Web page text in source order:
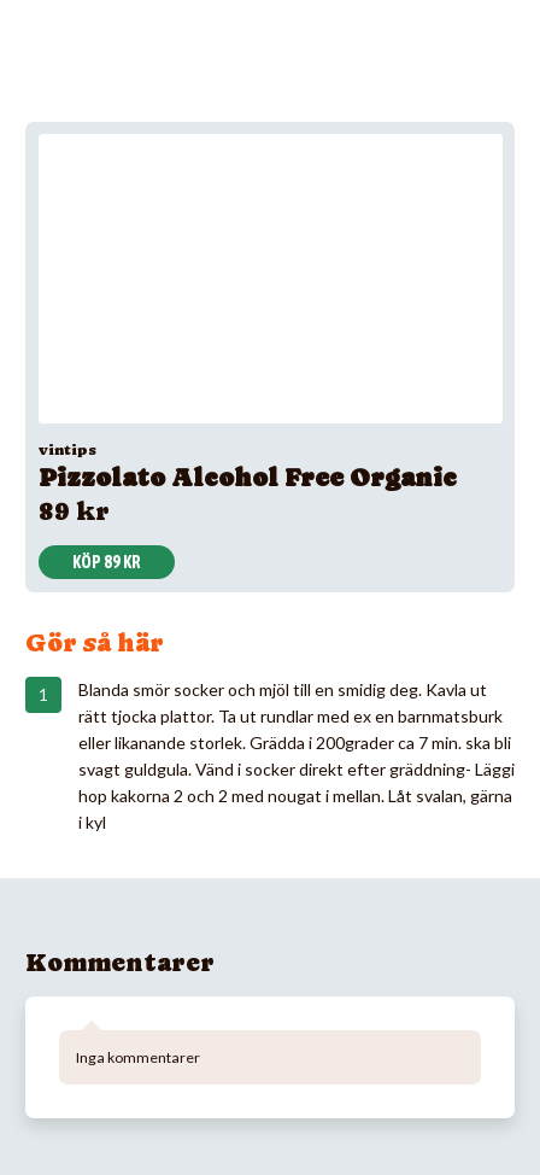
vintips
Pizzolato Alcohol Free Organic
89 kr
KÖP 89 KR
Gör så här
Blanda smör socker och mjöl till en smidig deg. Kavla ut
rätt tjocka plattor. Ta ut rundlar med ex en barnmatsburk
eller likanande storlek. Grädda i 200grader ca 7 min. ska bli
svagt guldgula. Vänd i socker direkt efter gräddning- Läggi
hop kakorna 2 och 2 med nougat i mellan. Låt svalan, gärna
i kyl
Kommentarer
Inga kommentarer